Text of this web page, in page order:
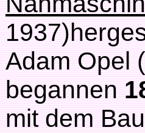
Adam Opel
begannen
mit dem